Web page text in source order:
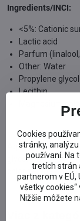
Ingredients/INCI:
<5%: Cationic
Lactic acid
Parfum
Other: Water
Propylene glycol
Lecithin
Magnesium
Aqua, rapeseed-
glycol, parfum, p-
chloride, linalool,
Cookies
stránky,
používaní. Na
tretích strán
partnerom v EÚ,
všetky
Nižšie môžete